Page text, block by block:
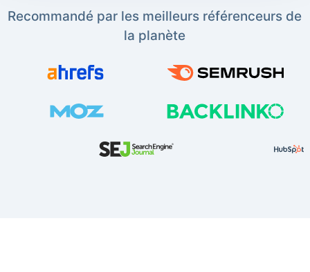
Recommandé par les meilleurs référenceurs de
la planète